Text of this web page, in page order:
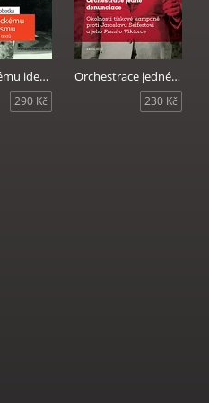
K německému idealismu
290 Kč
Orchestrace jedné denunciace
230 Kč